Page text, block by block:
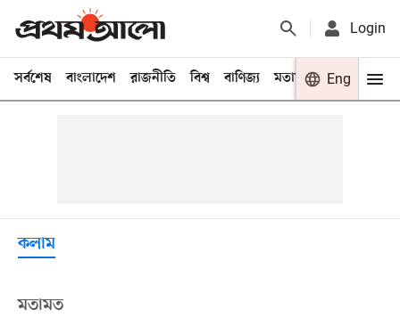
Login
সর্বশেষ বাংলাদেশ রাজনীতি বিশ্ব বাণিজ্য মতামত খেলা
Eng
কলাম
মতামত